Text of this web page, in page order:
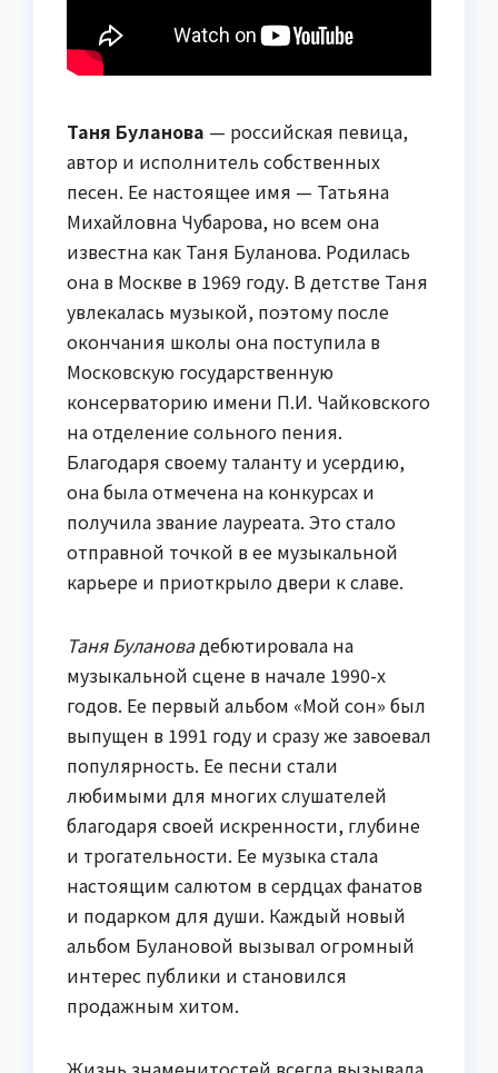
Таня Буланова — российская певица,
автор и исполнитель собственных
песен. Ее настоящее имя — Татьяна
Михайловна Чубарова, но всем она
известна как Таня Буланова. Родилась
она в Москве в 1969 году. В детстве Таня
увлекалась музыкой, поэтому после
окончания школы она поступила в
Московскую государственную
консерваторию имени П.И. Чайковского
на отделение сольного пения.
Благодаря своему таланту и усердию,
она была отмечена на конкурсах и
получила звание лауреата. Это стало
отправной точкой в ее музыкальной
карьере и приоткрыло двери к славе.
Таня Булановадебютировала на
музыкальной сцене в начале 1990-х
годов. Ее первый альбом «Мой сон» был
выпущен в 1991 году и сразу же завоевал
популярность. Ее песни стали
любимыми для многих слушателей
благодаря своей искренности, глубине
и трогательности. Ее музыка стала
настоящим салютом в сердцах фанатов
и подарком для души. Каждый новый
альбом Булановой вызывал огромный
интерес публики и становился
продажным хитом.